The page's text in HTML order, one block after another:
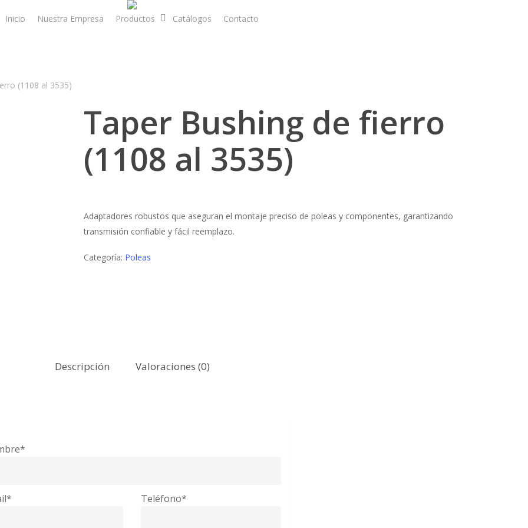
Inicio
Nuestra Empresa Productos Catálogos Contacto
(1108 al 3535)
Taper Bushing de fierro
(1108 al 3535)
Adaptadores robustos que aseguran el montaje preciso de poleas y componentes, garantizando
transmisión confiable y fácil reemplazo.
Categoría: Poleas
Descripción Valoraciones (0)
Teléfono*